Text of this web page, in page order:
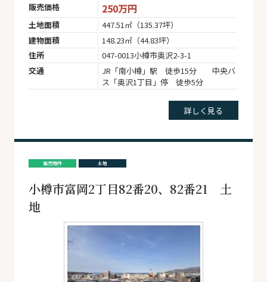
販売価格 250万円
土地面積
447.51㎡（135.37坪）
建物面積
148.23㎡（44.83坪）
住所
047-0013小樽市奥沢2-3-1
交通
JR「南小樽」駅 徒歩15分 中央バ
ス「奥沢1丁目」停 徒歩5分
詳しく見る
販売物件 土地
小樽市富岡2丁目82番20、82番21 土
地